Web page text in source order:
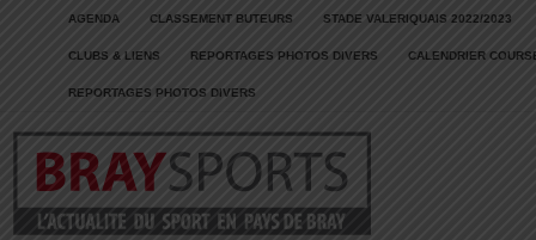
AGENDA CLASSEMENT BUTEURS STADE VALERIQUAIS 2022/2023
CLUBS & LIENS REPORTAGES PHOTOS DIVERS CALENDRIER
REPORTAGES PHOTOS DIVERS